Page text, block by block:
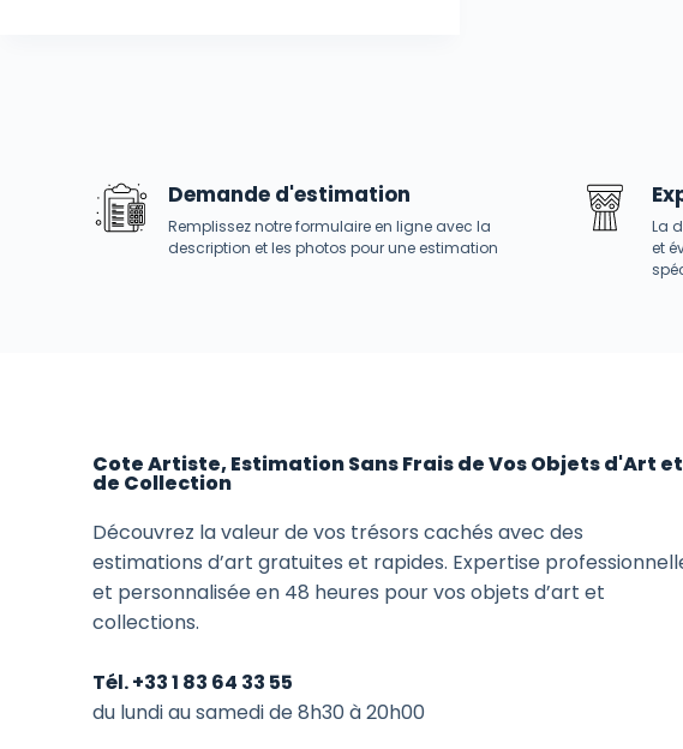
Demande d'estimation
Remplissez notre formulaire en ligne avec la
description et les photos pour une estimation
La
et
Cote Artiste, Estimation Sans Frais de Vos Objets d'Art et
de Collection
Découvrez la valeur de vos trésors cachés avec des
estimations d’art gratuites et rapides. Expertise
et personnalisée en 48 heures pour vos objets d’art et
collections.
Tél. +33 1 83 64 33 55
du lundi au samedi de 8h30 à 20h00